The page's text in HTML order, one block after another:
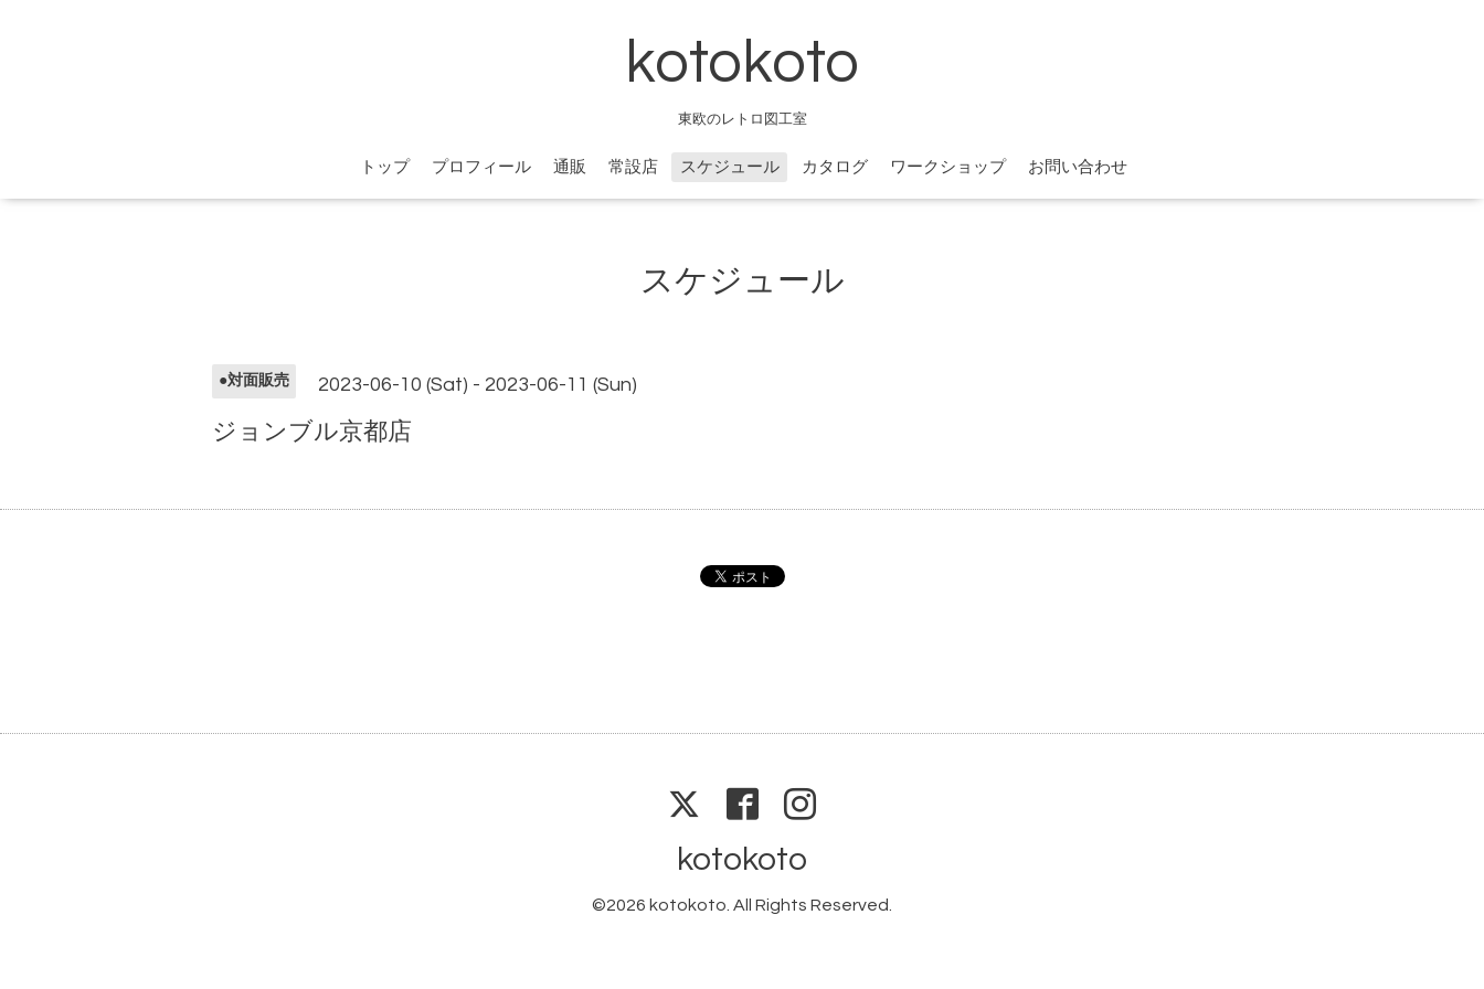
kotokoto
東欧のレトロ図工室
トップ プロフィール 通販 常設店 スケジュール カタログ ワークショップ お問い合わせ
スケジュール
●対面販売 2023-06-10 (Sat) - 2023-06-11 (Sun)
ジョンブル京都店
kotokoto
©2026 kotokoto . All Rights Reserved.